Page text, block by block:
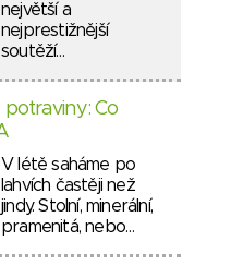
největší a
nejprestižnější
soutěží…
potraviny: Co
V létě saháme po
lahvích častěji než
jindy. Stolní, minerální,
pramenitá, nebo…